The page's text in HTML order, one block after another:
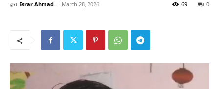
द्वारा Esrar Ahmad - March 28, 2026 0
69